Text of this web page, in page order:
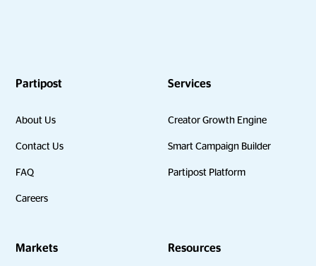
Partipost
About Us
Contact Us
FAQ
Careers
Services
Creator Growth Engine
Smart Campaign Builder
Partipost Platform
Markets Resources